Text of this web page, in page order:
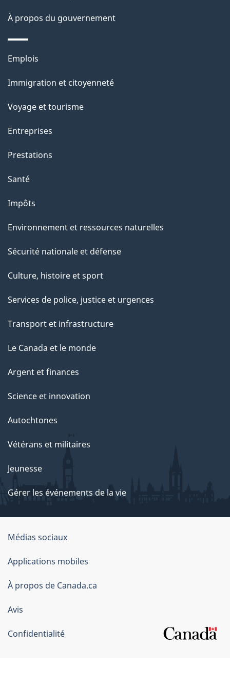
n
s
r
c
t
t
p
a
e
À propos du gouvernement
Thèmes
sujets
Emplois
Immigration et citoyenneté
Voyage et tourisme
Entreprises
Prestations
Santé
Impôts
Environnement et ressources naturelles
Sécurité nationale et défense
Culture, histoire et sport
Services de police, justice et urgences
Transport et infrastructure
Le Canada et le monde
Argent et finances
Science et innovation
Autochtones
Vétérans et militaires
Jeunesse
Gérer les événements de la vie
Organisation
du
gouvernement
du
Canada
Médias sociaux
Applications mobiles
À propos de Canada.ca
Avis
Confidentialité